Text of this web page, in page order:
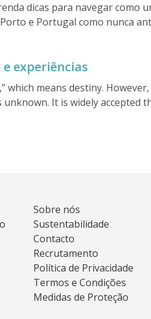
dicas para navegar como
e Portugal como nunca
experiências
which means destiny.
It is widely accepted
the most
Sobre nós
Sustentabilidade
Contacto
Recrutamento
Política de Privacidade
Termos e Condições
Medidas de Proteção